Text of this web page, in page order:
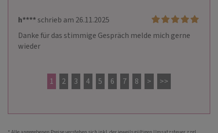
h****schrieb am 26.11.2025
Danke für das stimmige Gespräch melde mich gerne
wieder
1 2 3 4 5 6 7 8 > >>